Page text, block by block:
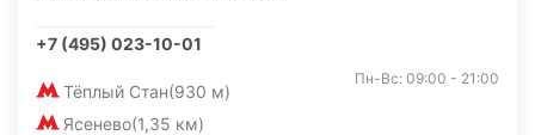
+7 (495) 023-10-01
Тёплый Стан(930 м)
Ясенево(1,35 км)
Пн-Вс: 09:00 - 21:00